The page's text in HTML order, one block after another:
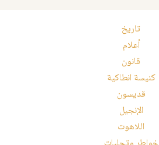
تاريخ
أعلام
قانون
كنيسة انطاكية
قديسون
الإنجيل
اللاهوت